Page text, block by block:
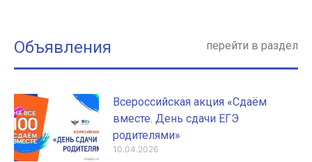
Объявления перейти в раздел
Всероссийская акция «Сдаём
вместе. День сдачи ЕГЭ
родителями»
10.04.2026